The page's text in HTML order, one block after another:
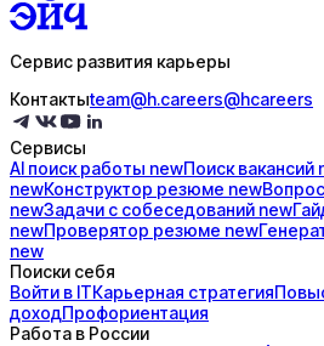
Сервис развития карьеры
Контактыteam@h.careers@hcareers
Сервисы
AI поискработы newПоисквакансий
newКонструктор резюме new
newЗадачи с собеседований new
newПроверятор резюме new
new
Поиски себя
Войти в ITКарьерная стратегия
доходПрофориентация
Работа в России